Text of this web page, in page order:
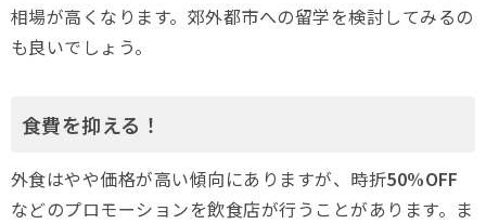
相場が高くなります。郊外都市への留学を検討してみるの
も良いでしょう。
食費を抑える！
外食はやや価格が高い傾向にありますが、時折50%OFF
などのプロモーションを飲食店が行うことがあります。ま